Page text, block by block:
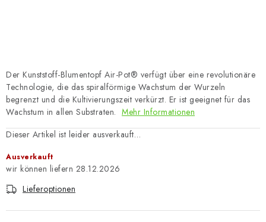
Der Kunststoff-Blumentopf Air-Pot® verfügt über eine revolutionäre
Technologie, die das spiralförmige Wachstum der Wurzeln
begrenzt und die Kultivierungszeit verkürzt. Er ist geeignet für das
Wachstum in allen Substraten. Mehr Informationen
Dieser Artikel ist leider ausverkauft…
Ausverkauft
28.12.2026
Lieferoptionen